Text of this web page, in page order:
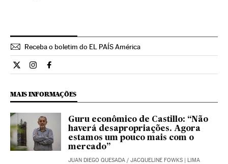
Receba o boletim do EL PAÍS América
Internacional El País Brasil en Twitter
Internacional El País Brasil en Instagram
Internacional El País Brasil en Facebook
MAIS INFORMAÇÕES
Guru econômico de Castillo: “Não
haverá desapropriações. Agora
estamos um pouco mais com o
mercado”
JUAN DIEGO QUESADA / JACQUELINE FOWKS | LIMA